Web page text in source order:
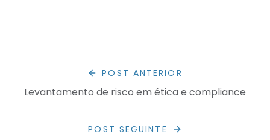
POST ANTERIOR
Levantamento de risco em ética e compliance
POST SEGUINTE